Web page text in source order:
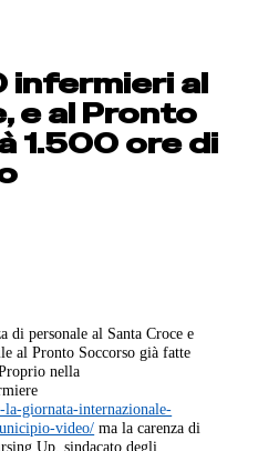
infermieri al
e al Pronto
1.500 ore di
di personale al Santa Croce e
al Pronto Soccorso già fatte
nella
giornata-internazionale-
video/ ma la carenza di
Up, sindacato degli